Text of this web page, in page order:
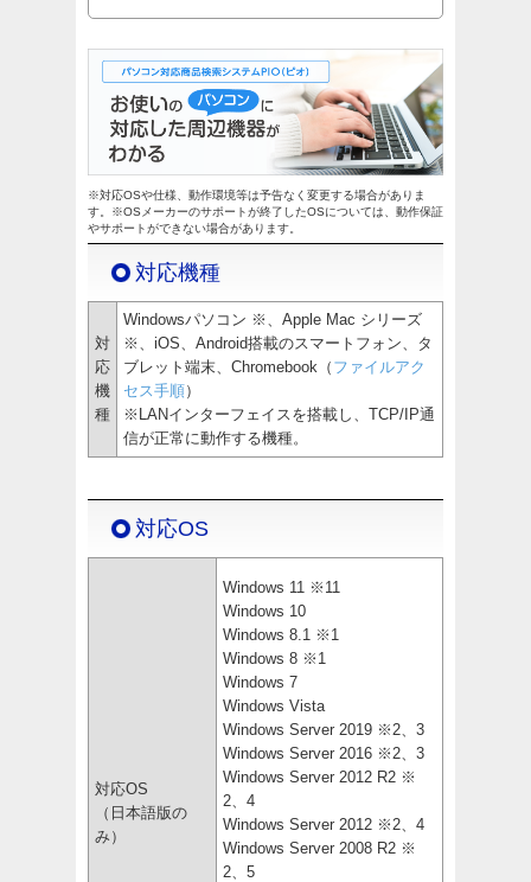
※対応OSや仕様、動作環境等は予告なく変更する場合がありま
す。※OSメーカーのサポートが終了したOSについては、動作保証
やサポートができない場合があります。
対応機種
対
応
機
種
Windowsパソコン ※、Apple Mac シリーズ
※、iOS、Android搭載のスマートフォン、タ
ブレット端末、Chromebook（ ファイルアク
セス手順）
※LANインターフェイスを搭載し、TCP/IP通
信が正常に動作する機種。
対応OS
対応OS
（日本語版の
み）
Windows 11 ※11
Windows 10
Windows 8.1 ※1
Windows 8 ※1
Windows 7
Windows Vista
Windows Server 2019 ※2、3
Windows Server 2016 ※2、3
Windows Server 2012 R2 ※
2、4
Windows Server 2012 ※2、4
Windows Server 2008 R2 ※
2、5